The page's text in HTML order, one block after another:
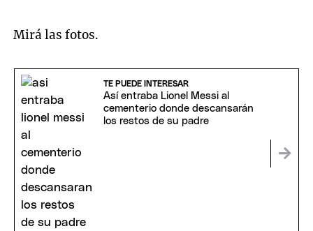
Mirá las fotos.
TE PUEDE INTERESAR
Así entraba Lionel Messi al
cementerio donde descansarán
los restos de su padre